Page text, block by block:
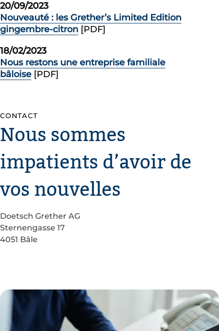
20/09/2023
Nouveauté : les Grether’s Limited Edition
gingembre-citron [PDF]
18/02/2023
Nous restons une entreprise familiale
bâloise [PDF]
CONTACT
Nous sommes
impatients d’avoir de
vos nouvelles
Doetsch Grether AG
Sternengasse 17
4051 Bâle